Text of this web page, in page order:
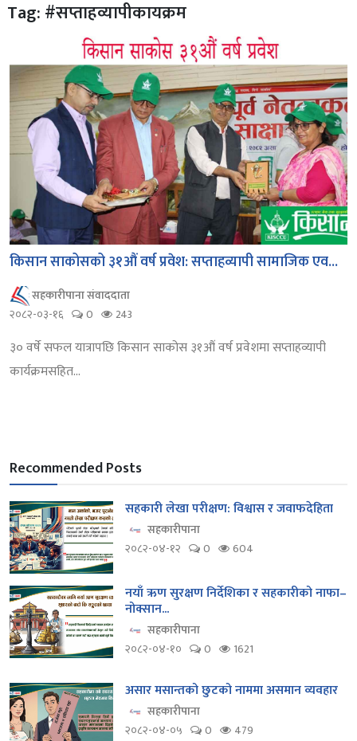
Tag: #सप्ताहव्यापीकायक्रम
किसान साकोसको ३१औं वर्ष प्रवेश: सप्ताहव्यापी सामाजिक एव...
सहकारीपाना संवाददाता
२०८२-०३-१६
0 243
३० वर्षे सफल यात्रापछि किसान साकोस ३१औं वर्ष प्रवेशमा सप्ताहव्यापी
कार्यक्रमसहित...
Recommended Posts
सहकारी लेखा परीक्षण: विश्वास र जवाफदेहिता
सहकारीपाना
२०८२-०४-१२
0 604
नयाँ ऋण सुरक्षण निर्देशिका र सहकारीको नाफा–
नोक्सान...
सहकारीपाना
२०८२-०४-१०
0 1621
असार मसान्तको छुटको नाममा असमान व्यवहार
सहकारीपाना
२०८२-०४-०५
0 479